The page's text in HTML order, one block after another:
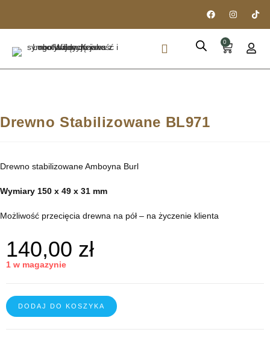
0
Drewno Stabilizowane BL971
Drewno stabilizowane Amboyna Burl
Wymiary 150 x 49 x 31 mm
Możliwość przecięcia drewna na pół – na życzenie klienta
140,00 zł
1 w magazynie
DODAJ DO KOSZYKA